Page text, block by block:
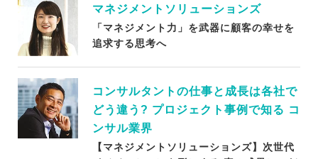
マネジメントソリューションズ
「マネジメント力」を武器に顧客の幸せを
追求する思考へ
コンサルタントの仕事と成長は各社で
どう違う? プロジェクト事例で知る コ
ンサル業界
【マネジメントソリューションズ】次世代